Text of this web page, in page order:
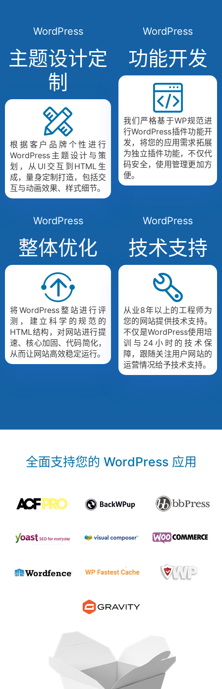
WordPress
主题设计定
制
根据客户品牌个性进行
WordPress主题设计与策
划，从UI交互到HTML生
成，量身定制打造，包括交
互与动画效果、样式细节。
WordPress
功能开发
我们严格基于WP规范进
行WordPress插件功能开
发，将您的应用需求拓展
为独立插件功能，不仅代
码安全，使用管理更加方
便。
WordPress
整体优化
将WordPress整站进行评
测，建立科学的规范的
HTML结构，对网站进行提
速、核心加固、代码简化，
从而让网站高效稳定运行。
WordPress
技术支持
从业8年以上的工程师为
您的网站提供技术支持。
不仅是WordPress使用培
训与24小时的技术保
障，跟随关注用户网站的
运营情况给予技术支持。
全面支持您的 WordPress 应用